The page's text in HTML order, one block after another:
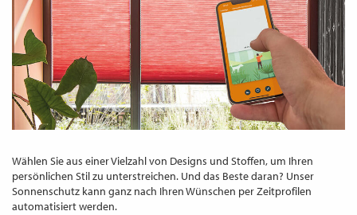
Wählen Sie aus einer Vielzahl von Designs und Stoffen, um Ihren
persönlichen Stil zu unterstreichen. Und das Beste daran? Unser
Sonnenschutz kann ganz nach Ihren Wünschen per Zeitprofilen
automatisiert werden.